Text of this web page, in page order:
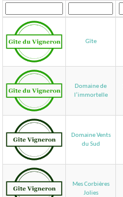
Gîte
Domaine de
l’immortelle
Domaine Vents
du Sud
Mes Corbières
Jolies